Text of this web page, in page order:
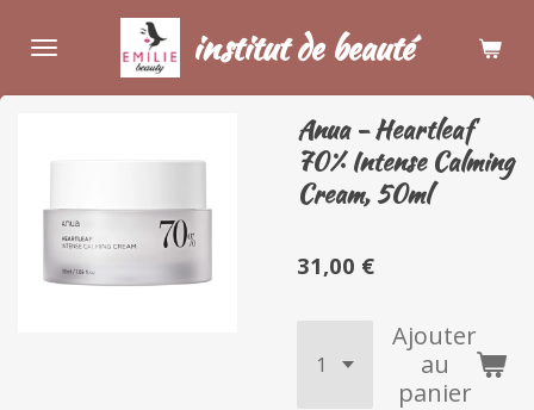
au
institut de beauté
Anua - Heartleaf
70% Intense Calming
Cream, 50ml
31,00 €
Ajouter
au
panier